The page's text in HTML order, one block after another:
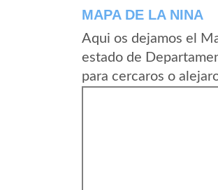
MAPA DE LA NINA
Aqui os dejamos el
estado de
para cercaros o